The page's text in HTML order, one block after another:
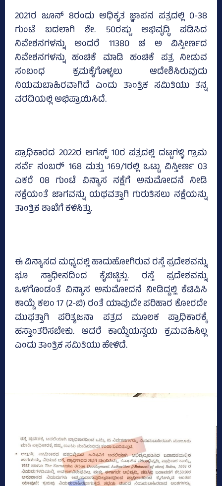
2021ರ ಜೂನ್‌ 8ರಂದು ಅಧಿಕೃತ ಜ್ಞಾಪನ ಪತ್ರದಲ್ಲಿ 0-38
ಗುಂಟೆ ಬದಲಾಗಿ ಶೇ. 50ರಷ್ಟು ಅಭಿವೃದ್ಧಿ ಪಡಿಸಿದ
ನಿವೇಶನಗಳನ್ನು ಅಂದರೆ 11380 ಚ ಅ ವಿಸ್ತೀರ್ಣದ
ನಿವೇಶನಗಳನ್ನು ಹಂಚಿಕೆ ಮಾಡಿ ಹಂಚಿಕೆ ಪತ್ರ ನೀಡುವ
ಸಂಬಂಧ ಕ್ರಮಕೈಗೊಳ್ಳಲು ಆದೇಶಿಸಿರುವುದು
ನಿಯಮಬಾಹಿರವಾಗಿದೆ ಎಂದು ತಾಂತ್ರಿಕ ಸಮಿತಿಯು ತನ್ನ
ವರದಿಯಲ್ಲಿ ಅಭಿಪ್ರಾಯಿಸಿದೆ.
ಪ್ರಾಧಿಕಾರದ 2022ರ ಆಗಸ್ಟ್‌ 10ರ ಪತ್ರದಲ್ಲಿ ದಟ್ಟಗಳ್ಳಿ ಗ್ರಾಮ
ಸರ್ವೆ ನಂಬರ್‍‌ 168 ಮತ್ತು 169/1ರಲ್ಲಿ ಒಟ್ಟು ವಿಸ್ತೀರ್ಣ 03
ಎಕರೆ 08 ಗುಂಟೆ ವಿನ್ಯಾಸ ನಕ್ಷೆಗೆ ಅನುಮೋದನೆ ನೀಡಿ
ನಕ್ಷೆಯಂತೆ ಜಾಗವನ್ನು ಯಥವತ್ತಾಗಿ ಗುರುತಿಸಲು ನಕ್ಷೆಯನ್ನು
ತಾಂತ್ರಿಕ ಶಾಖೆಗೆ ಕಳಿಸಿತ್ತು.
ಈ ವಿನ್ಯಾಸದ ಮಧ್ಯದಲ್ಲಿ ಹಾದುಹೋಗಿರುವ ರಸ್ತೆ ಪ್ರದೇಶವನ್ನು
ಭೂ ಸ್ವಾಧೀನದಿಂದ ಕೈಬಿಟ್ಟಿತ್ತು. ರಸ್ತೆ ಪ್ರದೇಶವನ್ನು
ಒಳಗೊಂಡಂತೆ ವಿನ್ಯಾಸ ಅನುಮೋದನೆ ನೀಡಿದ್ದಲ್ಲಿ ಕೆಟಿಪಿಸಿ
ಕಾಯ್ದೆ ಕಲಂ 17 (2-ಬಿ) ರಂತೆ ಯಾವುದೇ ಪರಿಹಾರ ಕೋರದೇ
ಮುಫತ್ತಾಗಿ ಪರಿತ್ಯಜನಾ ಪತ್ರದ ಮೂಲಕ ಪ್ರಾಧಿಕಾರಕ್ಕೆ
ಹಸ್ತಾಂತರಿಸಬೇಕು. ಆದರೆ ಕಾಯ್ದೆಯನ್ವಯ ಕ್ರಮವಹಿಸಿಲ್ಲ
ಎಂದು ತಾಂತ್ರಿಕ ಸಮಿತಿಯು ಹೇಳಿದೆ.